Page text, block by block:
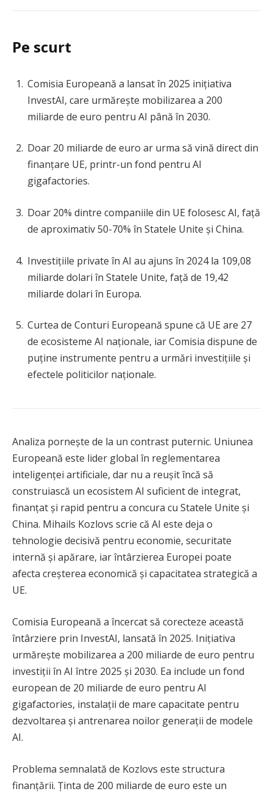
Pe scurt
Comisia Europeană a lansat în 2025 inițiativa
InvestAI, care urmărește mobilizarea a 200
miliarde de euro pentru AI până în 2030.
Doar 20 miliarde de euro ar urma să vină direct din
finanțare UE, printr-un fond pentru AI
gigafactories.
Doar 20% dintre companiile din UE folosesc AI, față
de aproximativ 50-70% în Statele Unite și China.
Investițiile private în AI au ajuns în 2024 la 109,08
miliarde dolari în Statele Unite, față de 19,42
miliarde dolari în Europa.
Curtea de Conturi Europeană spune că UE are 27
de ecosisteme AI naționale, iar Comisia dispune de
puține instrumente pentru a urmări investițiile și
efectele politicilor naționale.
Analiza pornește de la un contrast puternic. Uniunea
Europeană este lider global în reglementarea
inteligenței artificiale, dar nu a reușit încă să
construiască un ecosistem AI suficient de integrat,
finanțat și rapid pentru a concura cu Statele Unite și
China. Mihails Kozlovs scrie că AI este deja o
tehnologie decisivă pentru economie, securitate
internă și apărare, iar întârzierea Europei poate
afecta creșterea economică și capacitatea strategică a
UE.
Comisia Europeană a încercat să corecteze această
întârziere prin InvestAI, lansată în 2025. Inițiativa
urmărește mobilizarea a 200 miliarde de euro pentru
investiții în AI între 2025 și 2030. Ea include un fond
european de 20 miliarde de euro pentru AI
gigafactories, instalații de mare capacitate pentru
dezvoltarea și antrenarea noilor generații de modele
AI.
Problema semnalată de Kozlovs este structura
finanțării. Ținta de 200 miliarde de euro este un